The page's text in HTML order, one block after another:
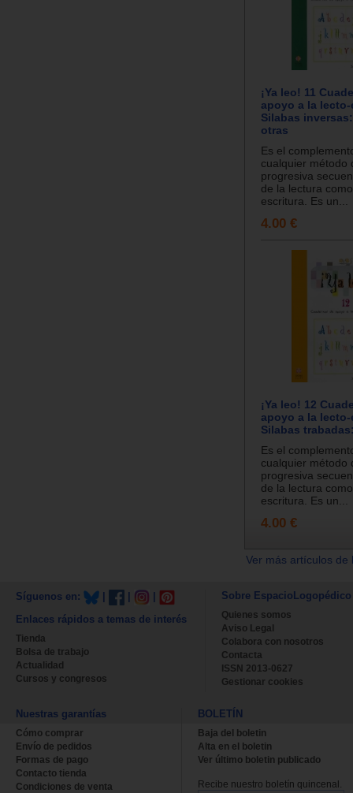
¡Ya leo! 11
apoyo a la
Silabas
otras
Es el
cualquier método
progresiva
de la lectura
escritura. Es un...
4.00 €
¡Ya leo! 12
apoyo a la
Silabas
Es el
cualquier método
progresiva
de la lectura
escritura. Es un...
4.00 €
Ver más artículos
Síguenos en:
Enlaces rápidos a temas de interés
Tienda
Bolsa de trabajo
Actualidad
Cursos y congresos
Sobre EspacioLogopédico
Quienes somos
Aviso Legal
Colabora con nosotros
Contacta
ISSN 2013-0627
Gestionar cookies
Nuestras garantías
Cómo comprar
Envío de pedidos
Formas de pago
Contacto tienda
Condiciones de venta
BOLETÍN
Baja del boletin
Alta en el boletin
Ver último boletin publicado
Recibe nuestro boletín quincenal.